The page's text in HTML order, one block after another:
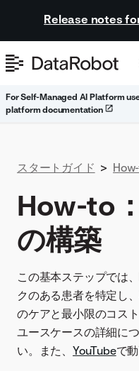
Release notes
For Self-Managed AI Platform
platform documentation
スタートガイド >
How-to
の構築
この基本ステップでは
クのある患者を特定し
のケアと最小限のコス
ユースケースの詳細に
い。また、 YouTubeで